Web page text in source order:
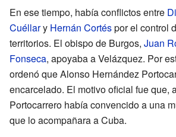
En ese tiempo, había conflictos entre
Cuéllary Hernán Cortéspor el control
territorios. El obispo de Burgos, Juan
Fonseca, apoyaba a Velázquez. Por
ordenó que Alonso Hernández
encarcelado. El motivo oficial fue que,
Portocarrero había convencido a una
que lo acompañara a Cuba.